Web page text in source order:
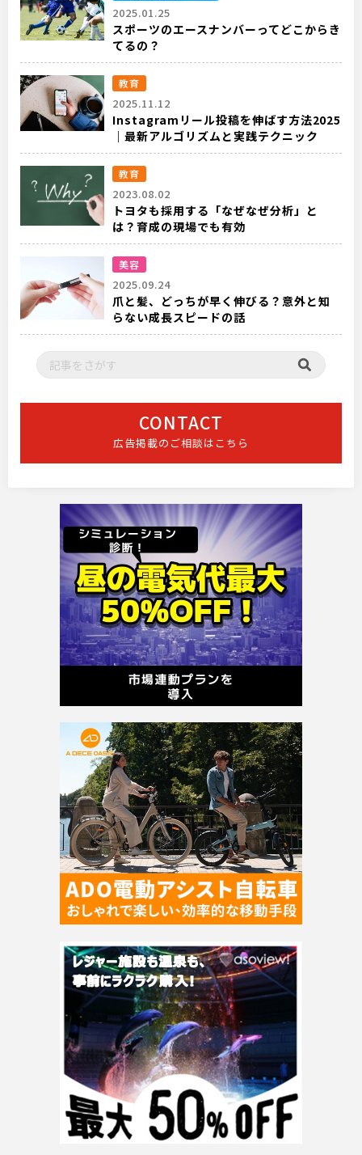
2025.01.25
スポーツのエースナンバーってどこからき
てるの？
教育
2025.11.12
Instagramリール投稿を伸ばす方法2025
｜最新アルゴリズムと実践テクニック
教育
2023.08.02
トヨタも採用する「なぜなぜ分析」と
は？育成の現場でも有効
美容
2025.09.24
爪と髪、どっちが早く伸びる？意外と知
らない成長スピードの話
CONTACT
広告掲載のご相談はこちら